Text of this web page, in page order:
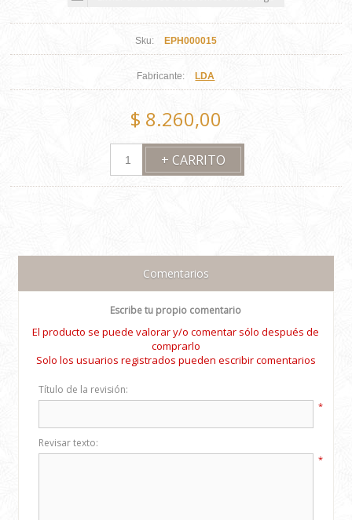
Sku: EPH000015
Fabricante: LDA
$ 8.260,00
Comentarios
Escribe tu propio comentario
El producto se puede valorar y/o comentar sólo después de
comprarlo
Solo los usuarios registrados pueden escribir comentarios
Título de la revisión:
*
Revisar texto:
*